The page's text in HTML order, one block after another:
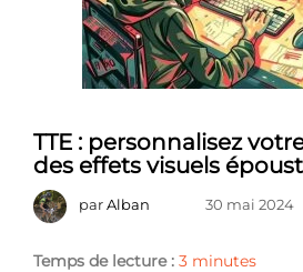
TTE : personnalisez
des effets visuels
parAlban 30 mai 2024
Temps de lecture : 3 minutes